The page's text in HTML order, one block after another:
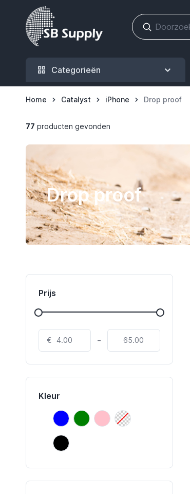
Ga naar de inhoud
Categorieën
Home Catalyst iPhone Drop proof
77 producten gevonden
Drop proof
Prijs
€ -
Kleur
Blauw
BlauwGroen
GroenRoze
Roze Transparant
Transparant
Zwart
Zwart